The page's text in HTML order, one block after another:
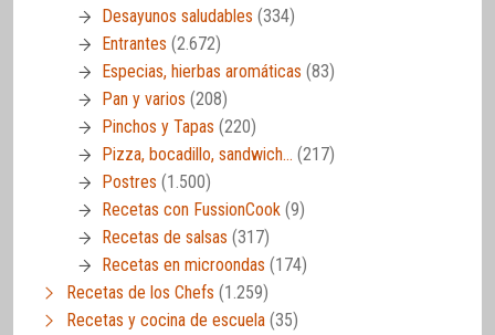
Desayunos saludables (334)
Entrantes (2.672)
Especias, hierbas aromáticas (83)
Pan y varios (208)
Pinchos y Tapas (220)
Pizza, bocadillo, sandwich… (217)
Postres (1.500)
Recetas con FussionCook (9)
Recetas de salsas (317)
Recetas en microondas (174)
Recetas de los Chefs (1.259)
Recetas y cocina de escuela (35)